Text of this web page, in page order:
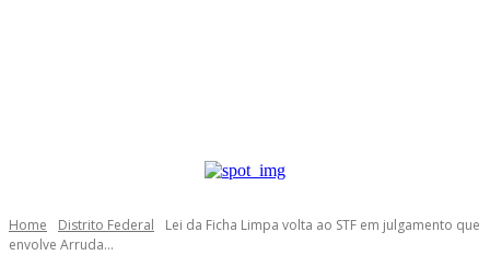
Home Distrito Federal
Lei da Ficha Limpa volta ao STF em julgamento que
envolve Arruda...